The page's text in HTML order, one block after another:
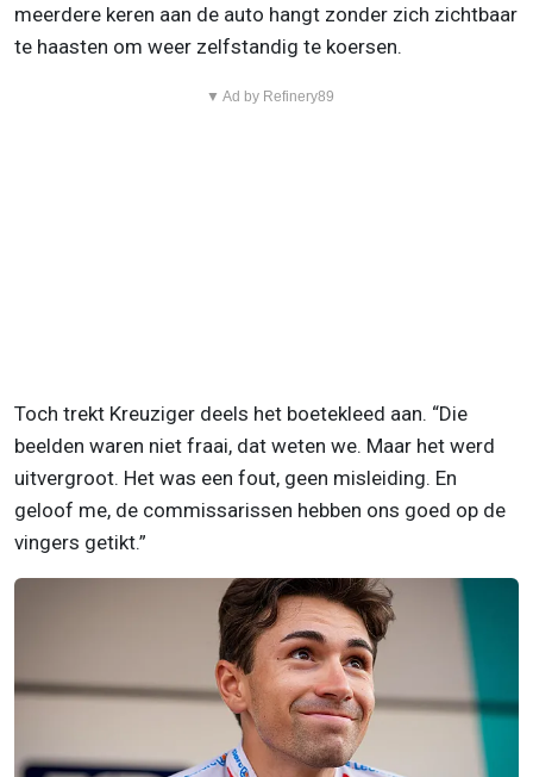
meerdere keren aan de auto hangt zonder zich zichtbaar
te haasten om weer zelfstandig te koersen.
▼ Ad by Refinery89
Toch trekt Kreuziger deels het boetekleed aan. “Die
beelden waren niet fraai, dat weten we. Maar het werd
uitvergroot. Het was een fout, geen misleiding. En
geloof me, de commissarissen hebben ons goed op de
vingers getikt.”